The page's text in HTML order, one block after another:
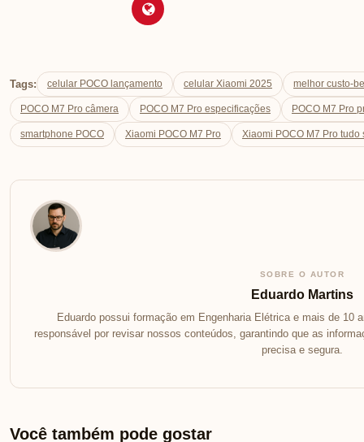
Tags: celular POCO lançamento celular Xiaomi 2025 melhor custo-
POCO M7 Pro câmera POCO M7 Pro especificações POCO M7 Pro
smartphone POCO Xiaomi POCO M7 Pro Xiaomi POCO M7 Pro
SOBRE O AUTOR
Eduardo Martins
Eduardo possui formação em Engenharia Elétrica e mais de 10
responsável por revisar nossos conteúdos, garantindo que as
precisa e segura.
Você também pode gostar